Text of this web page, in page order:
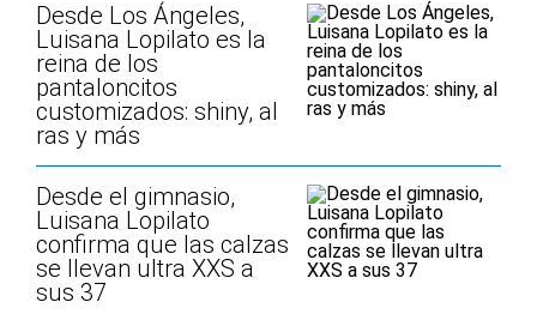
Desde Los Ángeles,
Luisana Lopilato es la
reina de los
pantaloncitos
customizados: shiny, al
ras y más
Desde el gimnasio,
Luisana Lopilato
confirma que las calzas
se llevan ultra XXS a
sus 37